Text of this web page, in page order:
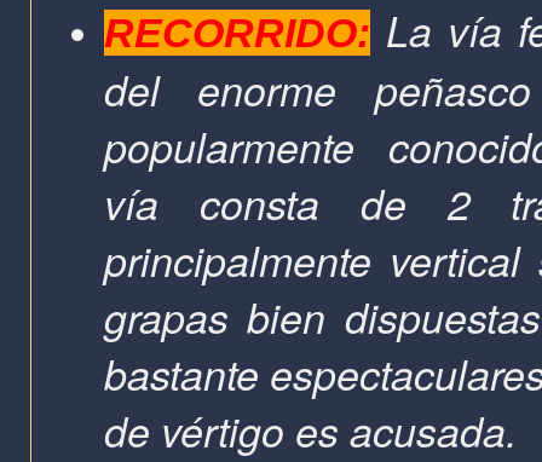
RECORRIDO: La vía
del enorme
popularmente
vía consta de 2
principalmente
grapas bien
bastante
de vértigo es acusada.